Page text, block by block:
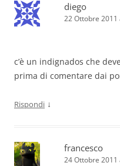
diego
22 Ottobre 2011
c’è un indignados che
prima di comentare dai
Rispondi ↓
francesco
24 Ottobre 2011